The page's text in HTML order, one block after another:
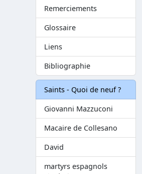
Remerciements
Glossaire
Liens
Bibliographie
Saints - Quoi de neuf ?
Giovanni Mazzuconi
Macaire de Collesano
David
martyrs espagnols